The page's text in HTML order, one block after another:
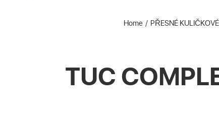
Home PŘESNÉ
TUC